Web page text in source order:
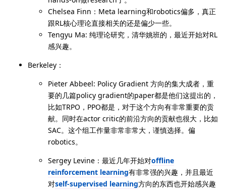
Chelsea Finn：Meta learning和robotics偏多，真正
跟RL核心理论直接相关的还是偏少一些。
Tengyu Ma: 纯理论研究，清华姚班的，最近开始对RL
感兴趣。
Berkeley：
Pieter Abbeel: Policy Gradient 方向的集大成者，重
要的几篇policy gradient的paper都是他们这提出的，
比如TRPO，PPO都是，对于这个方向有非常重要的贡
献。同时在actor critic的前沿方向的贡献也很大，比如
SAC。这个组工作量非常非常大，谨慎选择。偏
robotics。
Sergey Levine：最近几年开始对offline
reinforcement learning有非常强的兴趣，并且最近
对self-supervised learning方向的东西也开始感兴趣